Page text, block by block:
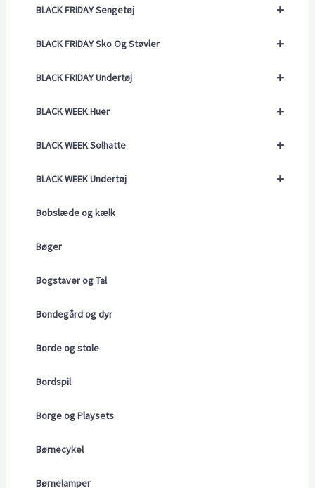
+
BLACK FRIDAY Sengetøj
+
BLACK FRIDAY Sko Og Støvler
+
BLACK FRIDAY Undertøj
+
BLACK WEEK Huer
+
BLACK WEEK Solhatte
+
BLACK WEEK Undertøj
Bobslæde og kælk
Bøger
Bogstaver og Tal
Bondegård og dyr
Borde og stole
Bordspil
Borge og Playsets
Børnecykel
Børnelamper